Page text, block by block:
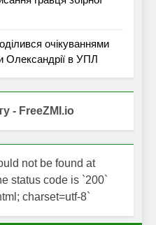
очікуваннями
Олександрії в УПЛ
- FreeZMI.io
not be found at
status code is `200`
charset=utf-8`